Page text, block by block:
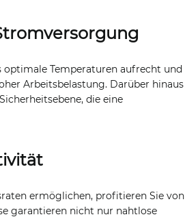
optimale Temperaturen aufrecht und
Arbeitsbelastung. Darüber hinaus
die eine
ermöglichen, profitieren Sie von
garantieren nicht nur nahtlose